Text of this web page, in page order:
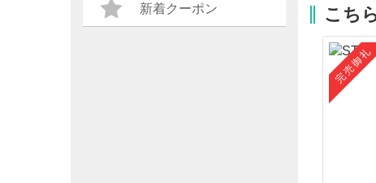
こち
完売御礼
新着クーポン